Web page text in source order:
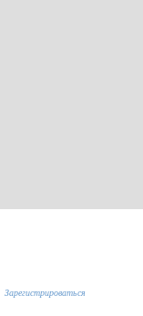
Зарегистрироваться